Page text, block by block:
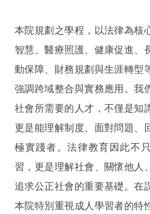
本院規劃之學程，以法律為核
智慧、醫療照護、健康促進、
動保障、財務規劃與生涯轉型
強調跨域整合與實務應用。我
社會所需要的人才，不僅是知
更是能理解制度、面對問題、
極實踐者。法律教育因此不
習，更是理解社會、關懷他人
追求公正社會的重要基礎。在
本院特別重視成人學習者的特